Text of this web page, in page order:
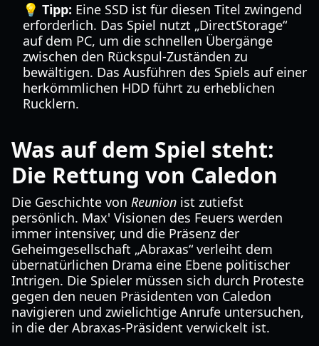
💡 Tipp: Eine SSD ist für diesen Titel zwingend
erforderlich. Das Spiel nutzt „DirectStorage“
auf dem PC, um die schnellen Übergänge
zwischen den Rückspul-Zuständen zu
bewältigen. Das Ausführen des Spiels auf einer
herkömmlichen HDD führt zu erheblichen
Rucklern.
Was auf dem Spiel steht:
Die Rettung von Caledon
Die Geschichte von Reunion ist zutiefst
persönlich. Max' Visionen des Feuers werden
immer intensiver, und die Präsenz der
Geheimgesellschaft „Abraxas“ verleiht dem
übernatürlichen Drama eine Ebene politischer
Intrigen. Die Spieler müssen sich durch Proteste
gegen den neuen Präsidenten von Caledon
navigieren und zwielichtige Anrufe untersuchen,
in die der Abraxas-Präsident verwickelt ist.